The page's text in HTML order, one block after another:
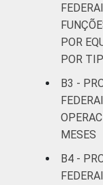
POR
POR
B3 -
MESES
B4 -